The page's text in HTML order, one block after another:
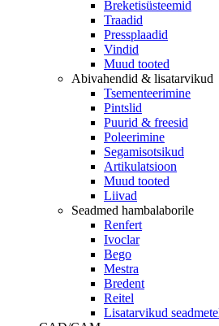
Breketisüsteemid
Traadid
Pressplaadid
Vindid
Muud tooted
Abivahendid & lisatarvikud
Tsementeerimine
Pintslid
Puurid & freesid
Poleerimine
Segamisotsikud
Artikulatsioon
Muud tooted
Liivad
Seadmed hambalaborile
Renfert
Ivoclar
Bego
Mestra
Bredent
Reitel
Lisatarvikud